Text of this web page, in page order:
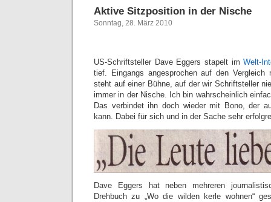
Aktive Sitzposition in der Nische
Sonntag, 28. März 2010
US-Schriftsteller Dave Eggers stapelt imWelt-
tief. Eingangs angesprochen auf den Vergleich
steht auf einer Bühne, auf der wir Schriftsteller
immer in der Nische. Ich bin wahrscheinlich
Das verbindet ihn doch wieder mit Bono, der
kann. Dabei für sich und in der Sache sehr
Dave Eggers hat neben mehreren
Drehbuch zu „Wo die wilden kerle wohnen“